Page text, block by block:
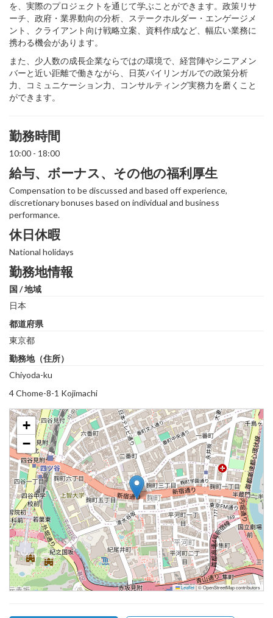
を、実際のプロジェクトを通じて学ぶことができます。政策リサ
ーチ、政府・業界動向の分析、ステークホルダー・エンゲージメ
ント、クライアント向け戦略立案、資料作成など、幅広い業務に
携わる機会があります。
また、少人数の成長企業ならではの環境で、経営陣やシニアメン
バーと近い距離で働きながら、日英バイリンガルでの政策分析
力、コミュニケーション力、コンサルティング実務力を磨くこと
ができます。
勤務時間
10:00 - 18:00
給与、ボーナス、その他の福利厚生
Compensation to be discussed and based off experience,
discretionary bonuses based on individual and business
performance.
休日休暇
National holidays
勤務地情報
国 / 地域
日本
都道府県
東京都
勤務地（住所）
Chiyoda-ku
4 Chome-8-1 Kojimachi
+
−
Leaflet|© OpenStreetMap contributors